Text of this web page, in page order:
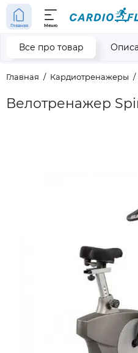
Главная Меню
Главная Кардиотренажеры
Велотренажер
Все про товар